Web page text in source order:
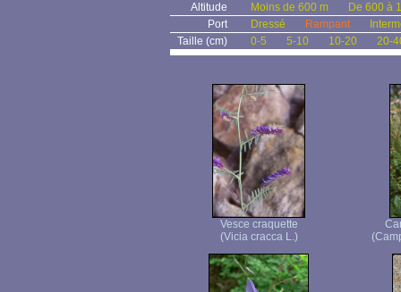
Altitude
Moins de 600 m
De 600 à
Port
Dressé Rampant
Taille (cm)
0-5 5-10 10-20 20-
Vesce craquette
(Vicia cracca L.)